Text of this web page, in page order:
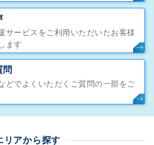
サービスをご利用いただいたお客様
ます
問
どでよくいただくご質問の一部をご
リアから探す